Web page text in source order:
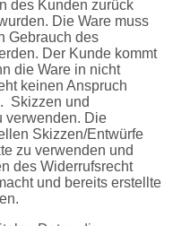
des Kunden zurück
Die Ware muss
Gebrauch des
Der Kunde kommt
die Ware in nicht
keinen Anspruch
Skizzen und
verwenden. Die
Skizzen/Entwürfe
zu verwenden und
des Widerrufsrecht
und bereits erstellte